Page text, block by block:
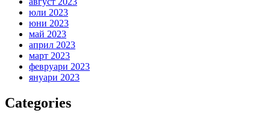
юли 2023
юни 2023
май 2023
април 2023
март 2023
февруари 2023
януари 2023
Categories